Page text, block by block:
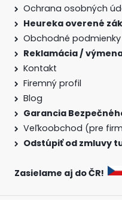
Ochrana osobných
Heureka overené
Obchodné podmienky
Reklamácia /
Kontakt
Firemný profil
Blog
Garancia
Veľkoobchod (pre
Odstúpiť od zmluvy
Zasielame aj do ČR!